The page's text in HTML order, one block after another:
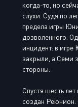
когда-то, но
слухи. Судя по
предела игры
дозволенного.
инцидент: в игре
закрыли, а Семи
стороны.
Спустя шесть
создан Реюнион.